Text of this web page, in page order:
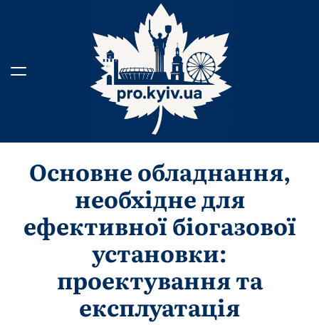
Основне обладнання,
необхідне для
ефективної біогазової
установки:
проектування та
експлуатація